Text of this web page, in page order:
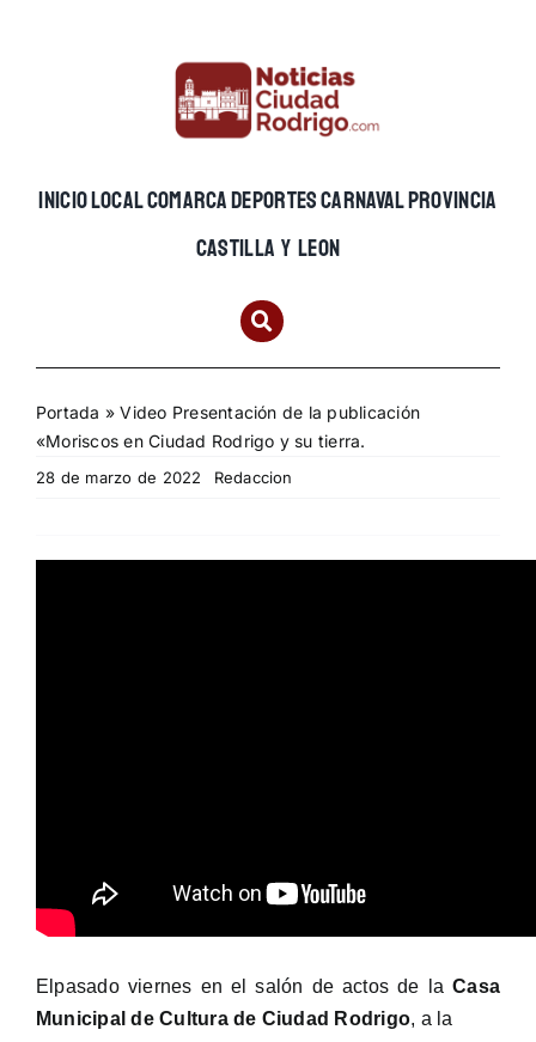
INICIOLOCALCOMARCADEPORTESCARNAVALPROVINCIA
CASTILLA Y LEON
Portada »Video Presentación de la publicación
«Moriscos en Ciudad Rodrigo y su tierra.
28 de marzo de 2022 Redaccion
Elpasado viernes en el salón de actos de laCasa
Municipal de Cultura de Ciudad Rodrigo, a la